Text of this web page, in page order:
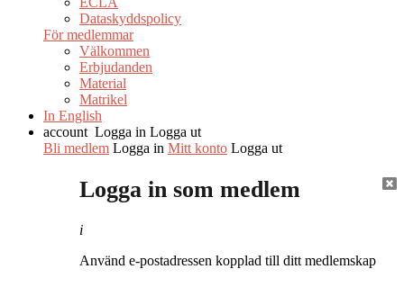
Dataskyddspolicy
För medlemmar
Välkommen
Erbjudanden
Material
Matrikel
In English
account Logga in Logga ut
Bli medlem Logga in Mitt konto Logga ut
Logga in som medlem
i
Använd e-postadressen kopplad till ditt medlemskap